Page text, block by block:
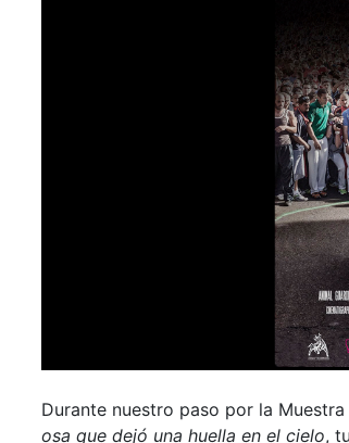
Durante nuestro paso por la
osa que dejó una huella en el cielo,